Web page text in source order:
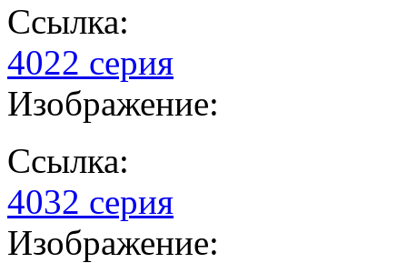
Ссылка:
4022 серия
Изображение:
Ссылка:
4032 серия
Изображение: